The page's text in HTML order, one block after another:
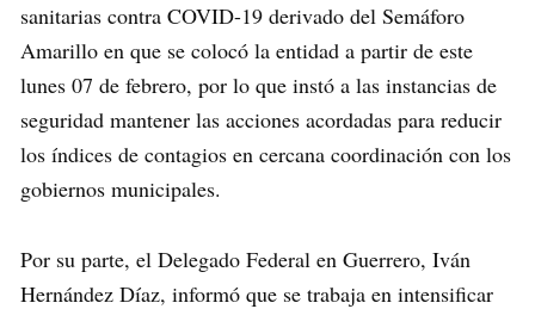
sanitarias contra COVID-19 derivado del Semáforo
Amarillo en que se colocó la entidad a partir de este
lunes 07 de febrero, por lo que instó a las instancias de
seguridad mantener las acciones acordadas para reducir
los índices de contagios en cercana coordinación con los
gobiernos municipales.
Por su parte, el Delegado Federal en Guerrero, Iván
Hernández Díaz, informó que se trabaja en intensificar